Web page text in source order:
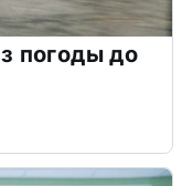
погоды до